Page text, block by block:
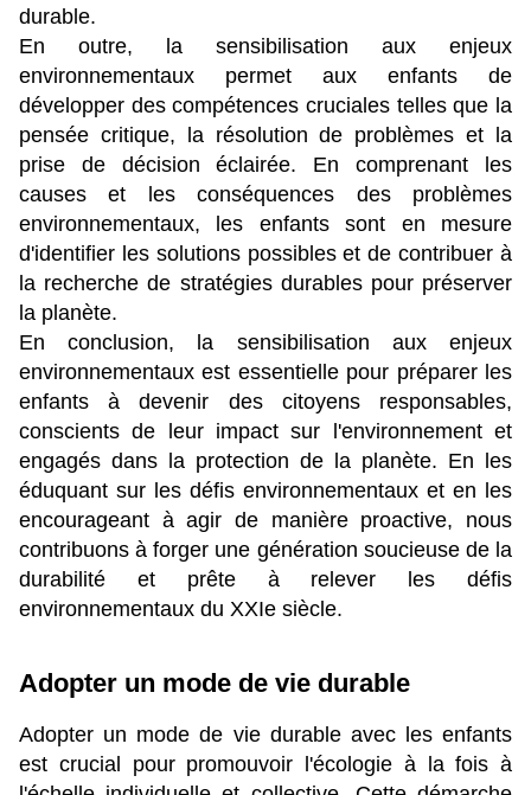
durable.
En outre, la sensibilisation aux enjeux
environnementaux permet aux enfants de
développer des compétences cruciales telles que la
pensée critique, la résolution de problèmes et la
prise de décision éclairée. En comprenant les
causes et les conséquences des problèmes
environnementaux, les enfants sont en mesure
d'identifier les solutions possibles et de contribuer à
la recherche de stratégies durables pour préserver
la planète.
En conclusion, la sensibilisation aux enjeux
environnementaux est essentielle pour préparer les
enfants à devenir des citoyens responsables,
conscients de leur impact sur l'environnement et
engagés dans la protection de la planète. En les
éduquant sur les défis environnementaux et en les
encourageant à agir de manière proactive, nous
contribuons à forger une génération soucieuse de la
durabilité et prête à relever les défis
environnementaux du XXIe siècle.
Adopter un mode de vie durable
Adopter un mode de vie durable avec les enfants
est crucial pour promouvoir l'écologie à la fois à